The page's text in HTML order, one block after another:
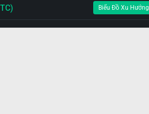
Biểu Đồ Xu Hướng